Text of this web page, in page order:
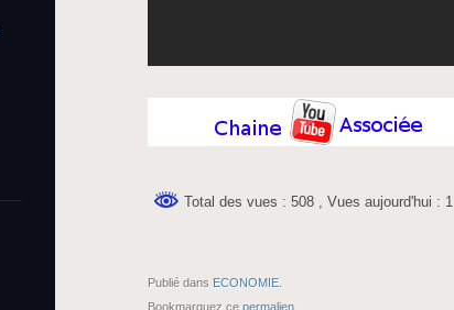
Total des vues : 508 , Vues aujourd'hui : 1
Publié dans ECONOMIE
Bookmarquez ce permalien